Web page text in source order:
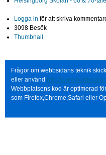
Logga in för att skriva
3098 Besök
Thumbnail
Frågor om webbsidans teknik
eller använd http://
Webbplatsens kod är optimerad
som Firefox,Chrome,Safari eller